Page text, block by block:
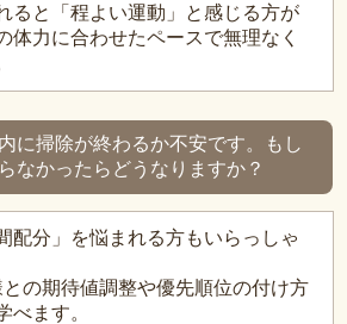
ると「程よい運動」と感じる方が
体力に合わせたペースで無理なく
に掃除が終わるか不安です。もし
なかったらどうなりますか？
配分」を悩まれる方もいらっしゃ
の期待値調整や優先順位の付け方
べます。